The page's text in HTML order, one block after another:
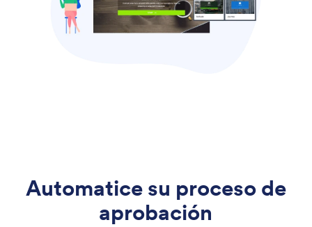
Automatice su proceso de
aprobación